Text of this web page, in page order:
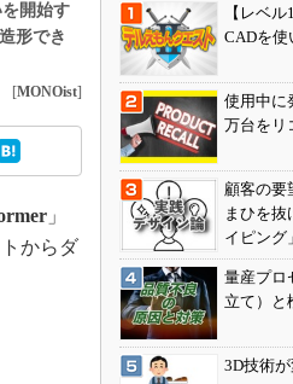
開始す
形でき
[MONOist]
」
からダ
【レベ
CADを使
使用中に
万台をリ
顧客の
まひを抜
イピング」
量産プロ
立て）と
3D技術